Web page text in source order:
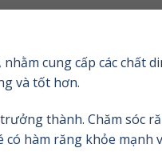
cung cấp các chất
và tốt hơn.
thành. Chăm sóc
hàm răng khỏe mạnh